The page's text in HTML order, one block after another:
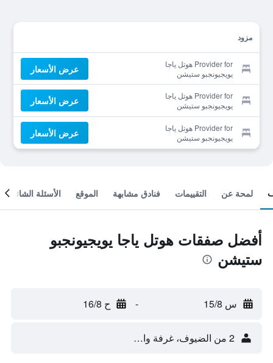
مزود
Provider for هوتل ياجا
يويجيونجبو ستيشن
عرض الأسعار
Provider for هوتل ياجا
يويجيونجبو ستيشن
عرض الأسعار
Provider for هوتل ياجا
يويجيونجبو ستيشن
عرض الأسعار
لمحة عن التقييمات فنادق مشابهة الموقع الأسئلة الشائعة
أفضل صفقات هوتل ياجا يويجيونجبو
ستيشن
س 15/8 - ح 16/8
2 من الضيوف، غرفة واحدة